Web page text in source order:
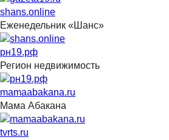
shans.online
Еженедельник «Шанс»
рн19.рф
Регион недвижимость
mamaabakana.ru
Мама Абакана
tvrts.ru